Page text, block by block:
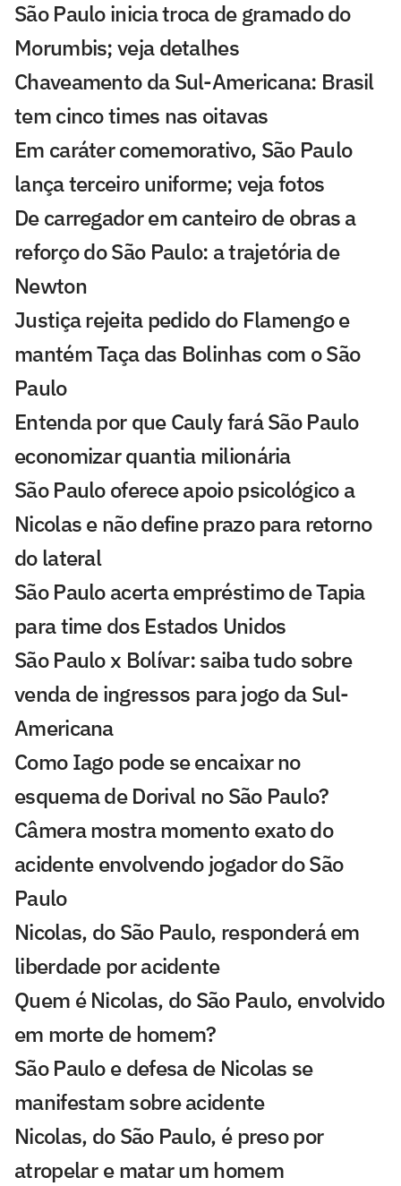
São Paulo inicia troca de gramado do
Morumbis; veja detalhes
Chaveamento da Sul-Americana: Brasil
tem cinco times nas oitavas
Em caráter comemorativo, São Paulo
lança terceiro uniforme; veja fotos
De carregador em canteiro de obras a
reforço do São Paulo: a trajetória de
Newton
Justiça rejeita pedido do Flamengo e
mantém Taça das Bolinhas com o São
Paulo
Entenda por que Cauly fará São Paulo
economizar quantia milionária
São Paulo oferece apoio psicológico a
Nicolas e não define prazo para retorno
do lateral
São Paulo acerta empréstimo de Tapia
para time dos Estados Unidos
São Paulo x Bolívar: saiba tudo sobre
venda de ingressos para jogo da Sul-
Americana
Como Iago pode se encaixar no
esquema de Dorival no São Paulo?
Câmera mostra momento exato do
acidente envolvendo jogador do São
Paulo
Nicolas, do São Paulo, responderá em
liberdade por acidente
Quem é Nicolas, do São Paulo, envolvido
em morte de homem?
São Paulo e defesa de Nicolas se
manifestam sobre acidente
Nicolas, do São Paulo, é preso por
atropelar e matar um homem